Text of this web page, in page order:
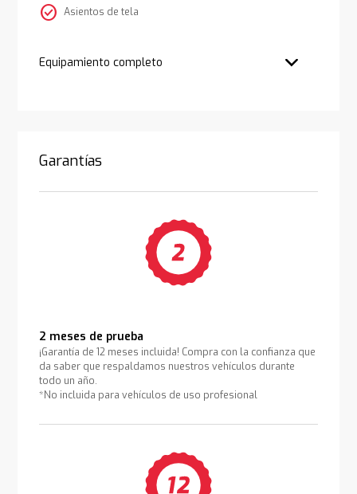
check_circle Asientos de tela
Equipamiento completo
Garantías
2 meses de prueba
¡Garantía de 12 meses incluida! Compra con la confianza que
da saber que respaldamos nuestros vehículos durante
todo un año.
*No incluida para vehículos de uso profesional